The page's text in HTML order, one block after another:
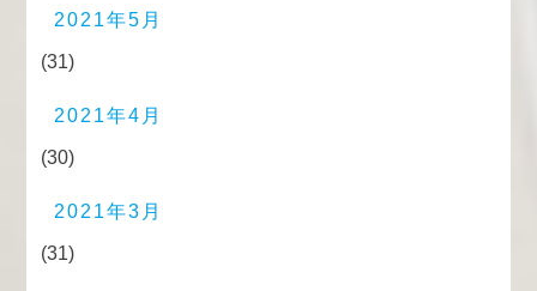
2021年5月
(31)
2021年4月
(30)
2021年3月
(31)